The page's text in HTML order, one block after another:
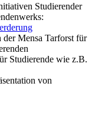
Studierender
Mensa Tarforst für
Studierende wie z.B.
von